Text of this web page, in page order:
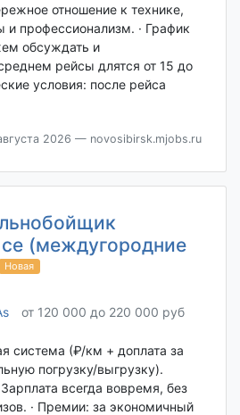
отношение к технике,
профессионализм. · График
обсуждать и
рейсы длятся от 15 до
условия: после рейса
2026 — novosibirsk.mjobs.ru
се (междугородние
Новая
от 120 000 до 220 000 руб
система (₽/км + доплата за
погрузку/выгрузку).
всегда вовремя, без
· Премии: за экономичный